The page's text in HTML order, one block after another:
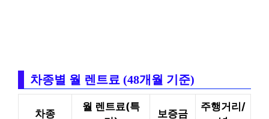
차종별 월 렌트료 (48개월 기준)
차종
월 렌트료(특
보증금
주행거리/